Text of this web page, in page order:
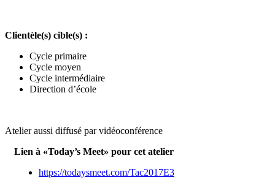
Clientèle(s) cible(s) :
Cycle primaire
Cycle moyen
Cycle intermédiaire
Direction d’école
Atelier aussi diffusé par vidéoconférence
Lien à «Today’s Meet» pour cet atelier
https://todaysmeet.com/Tac2017E3